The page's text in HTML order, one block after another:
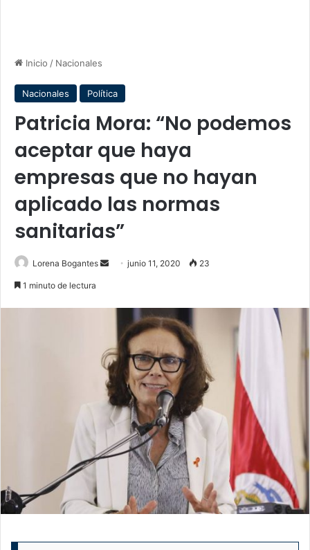
Inicio / Nacionales
Nacionales Política
Patricia Mora: “No podemos
aceptar que haya
empresas que no hayan
aplicado las normas
sanitarias”
Lorena Bogantes
Sendjunio 11, 2020 23
1 minuto de lectura